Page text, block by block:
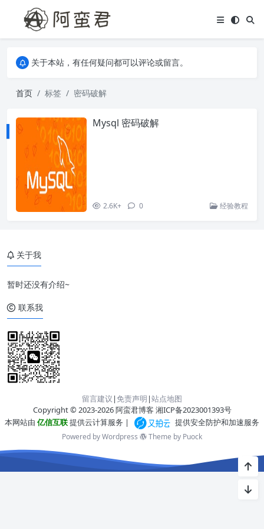
关于本站，有任何疑问都可以评论或留言。
关于本站，有任何疑问都可以评论或留言。
首页
标签 密码破解
Mysql 密码破解
2.6K+ 0 经验教程
关于我
暂时还没有介绍~
联系我
留言建议 |免责声明 |站点地图
Copyright © 2023-2026 阿蛮君博客 湘ICP备2023001393号
本网站由 亿信互联提供云计算服务 | 提供安全防护和加速服务
Powered by Wordpress Theme by Puock